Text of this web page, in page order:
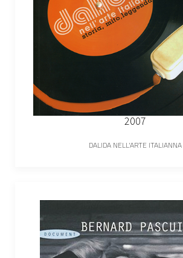
2007
DALIDA NELL'ARTE ITALIANNA